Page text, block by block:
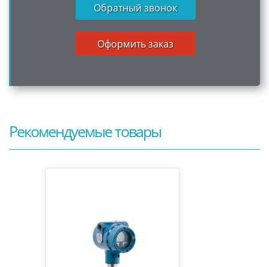
Обратный звонок
Оформить заказ
Рекомендуемые товары